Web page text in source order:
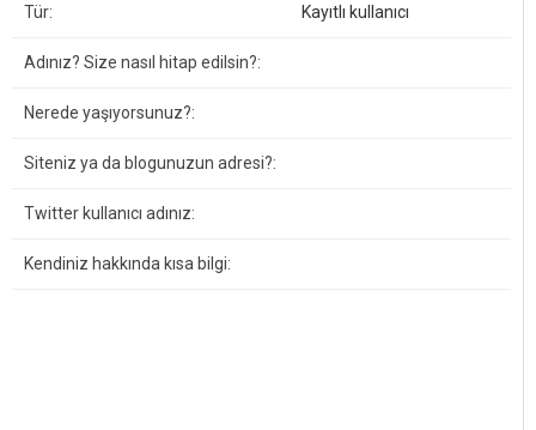
Tür: Kayıtlı kullanıcı
Adınız? Size nasıl hitap edilsin?:
Nerede yaşıyorsunuz?:
Siteniz ya da blogunuzun adresi?:
Twitter kullanıcı adınız:
Kendiniz hakkında kısa bilgi: